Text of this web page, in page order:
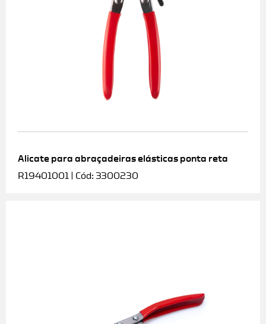
Alicate para abraçadeiras elásticas ponta reta
R19401001 | Cód: 3300230